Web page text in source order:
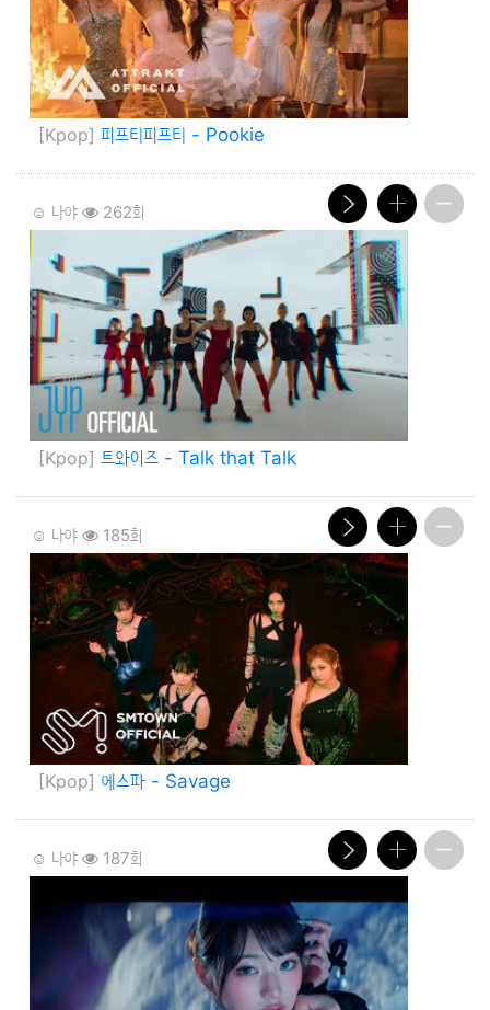
[Kpop] 피프티피프티 - Pookie
☺️ 나야 262회
[Kpop] 트와이즈 - Talk that Talk
☺️ 나야 185회
[Kpop] 에스파 - Savage
☺️ 나야 187회